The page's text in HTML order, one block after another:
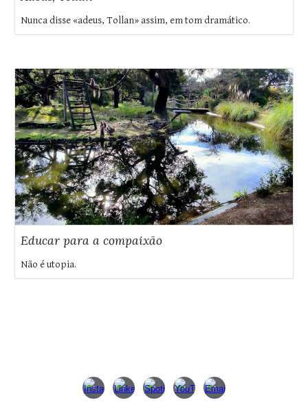
Nunca disse «adeus, Tollan» assim, em tom dramático.
Educar para a compaixão
Não é utopia.